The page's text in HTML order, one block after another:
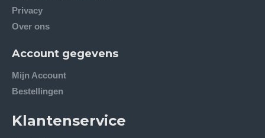
Privacy
Over ons
Account gegevens
Mijn Account
Bestellingen
Klantenservice